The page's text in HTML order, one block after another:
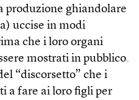
produzione ghiandolare
uccise in modi
che i loro organi
mostrati in pubblico.
“discorsetto” che i
a fare ai loro figli per